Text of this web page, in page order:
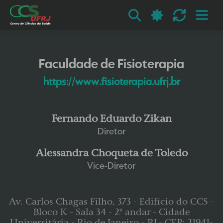
Faculdade de Fisioterapia
https://www.fisioterapia.ufrj.br
Fernando Eduardo Zikan
Diretor
Alessandra Choqueta de Toledo
Vice-Diretor
Av. Carlos Chagas Filho, 373 - Edifício do CCS -
Bloco K - Sala 34 - 2º andar - Cidade